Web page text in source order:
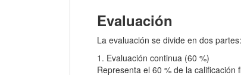
Evaluación
La evaluación se divide en dos partes:
1. Evaluación continua (60 %)
Representa el 60 % de la